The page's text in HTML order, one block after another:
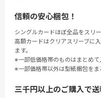
信頼の安心梱包！
シングルカードほぼ全品をスリ
高額カードはクリアスリーブに
ます。
※一部低価格帯のものはまとめて
※一部価格帯以外は型紙梱包をま
三千円以上のご購入で送